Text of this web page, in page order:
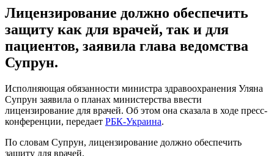
Лицензирование должно обеспечить
защиту как для врачей, так и для
пациентов, заявила глава ведомства
Супрун.
Исполняющая обязанности министра здравоохранения Уляна
Супрун заявила о планах министерства ввести
лицензирование для врачей. Об этом она сказала в ходе пресс-
конференции, передает РБК-Украина.
По словам Супрун, лицензирование должно обеспечить
защиту для врачей.